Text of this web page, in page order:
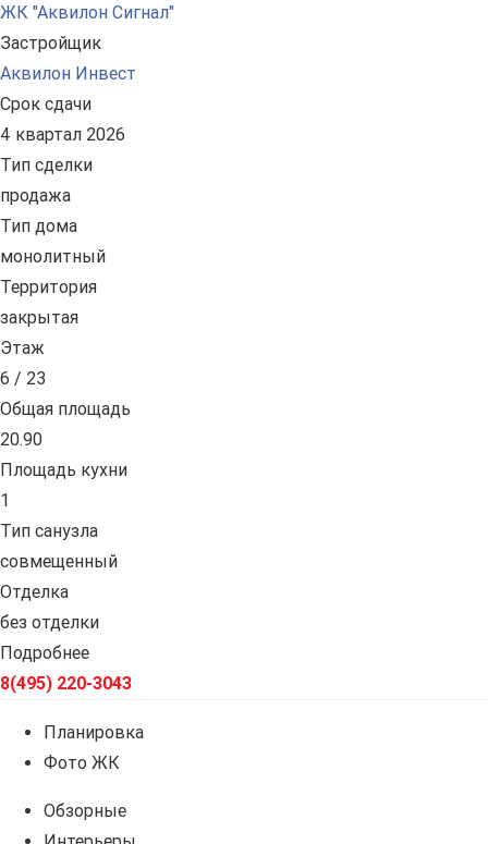
ЖК "Аквилон Сигнал"
Застройщик
Аквилон Инвест
Срок сдачи
4 квартал 2026
Тип сделки
продажа
Тип дома
монолитный
Территория
закрытая
Этаж
6 / 23
Общая площадь
20.90
Площадь кухни
1
Тип санузла
совмещенный
Отделка
без отделки
Подробнее
8(495) 220-3043
Планировка
Фото ЖК
Обзорные